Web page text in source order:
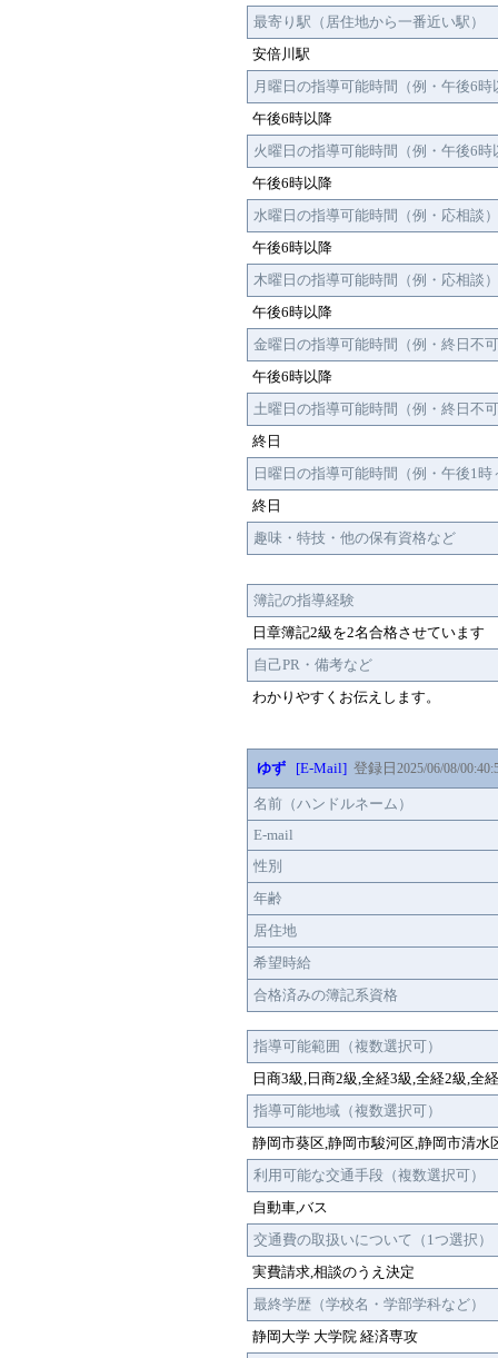
最寄り駅（居住地から一番近い駅）
安倍川駅
月曜日の指導可能時間（例・午後6時
午後6時以降
火曜日の指導可能時間（例・午後6時
午後6時以降
水曜日の指導可能時間（例・応相談）
午後6時以降
木曜日の指導可能時間（例・応相談）
午後6時以降
金曜日の指導可能時間（例・終日不可
午後6時以降
土曜日の指導可能時間（例・終日不可
終日
日曜日の指導可能時間（例・午後1時
終日
趣味・特技・他の保有資格など
簿記の指導経験
日章簿記2級を2名合格させています
自己PR・備考など
わかりやすくお伝えします。
ゆず [E-Mail] 登録日 2025/06/08/
名前（ハンドルネーム）
E-mail
性別
年齢
居住地
希望時給
合格済みの簿記系資格
指導可能範囲（複数選択可）
日商3級,日商2級,全経3級,全経2級,全
指導可能地域（複数選択可）
静岡市葵区,静岡市駿河区,静岡市清水
利用可能な交通手段（複数選択可）
自動車,バス
交通費の取扱いについて（1つ選択）
実費請求,相談のうえ決定
最終学歴（学校名・学部学科など）
静岡大学 大学院 経済専攻